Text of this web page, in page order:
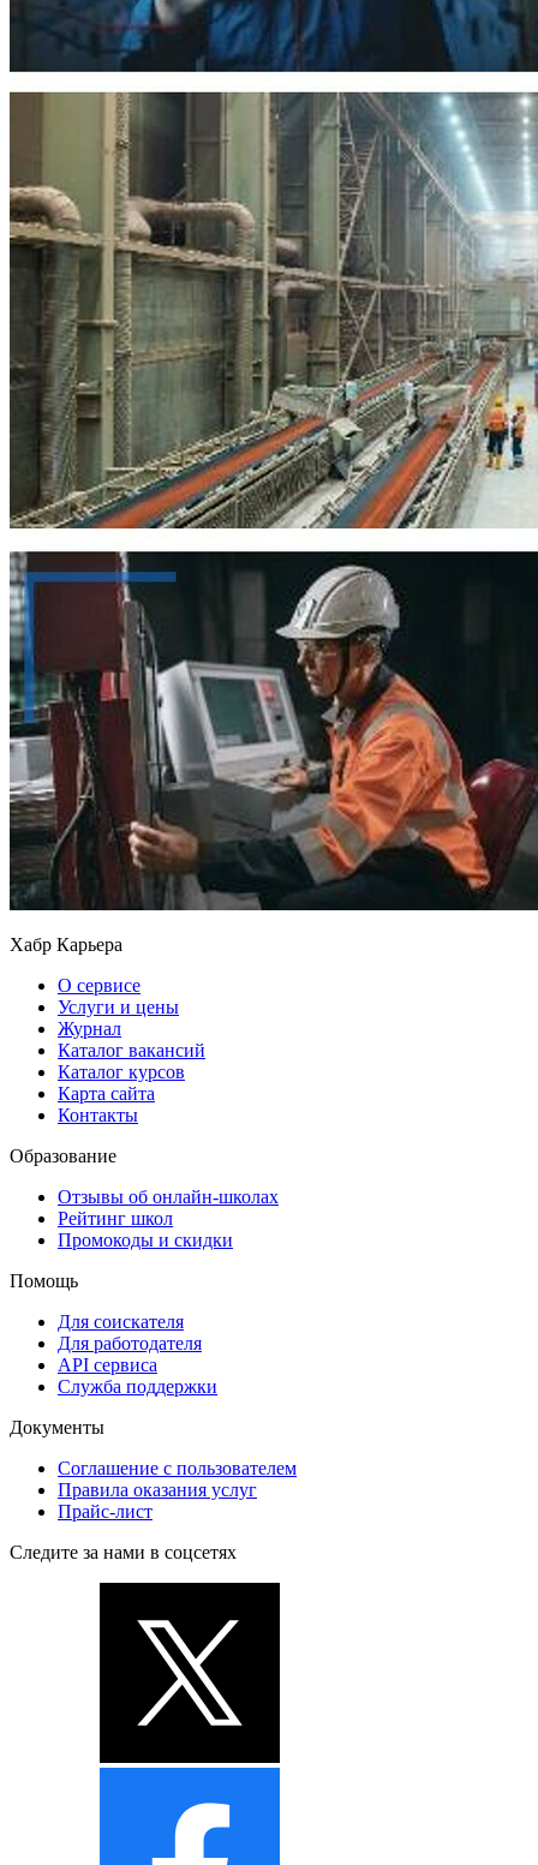
Хабр Карьера
О сервисе
Услуги и цены
Журнал
Каталог вакансий
Каталог курсов
Карта сайта
Контакты
Образование
Отзывы об онлайн-школах
Рейтинг школ
Промокоды и скидки
Помощь
Для соискателя
Для работодателя
API сервиса
Служба поддержки
Документы
Соглашение с пользователем
Правила оказания услуг
Прайс-лист
Следите за нами в соцсетях